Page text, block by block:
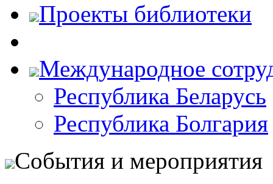
Проекты библиотеки
Международное
Республика Беларусь
Республика Болгария
События и мероприятия